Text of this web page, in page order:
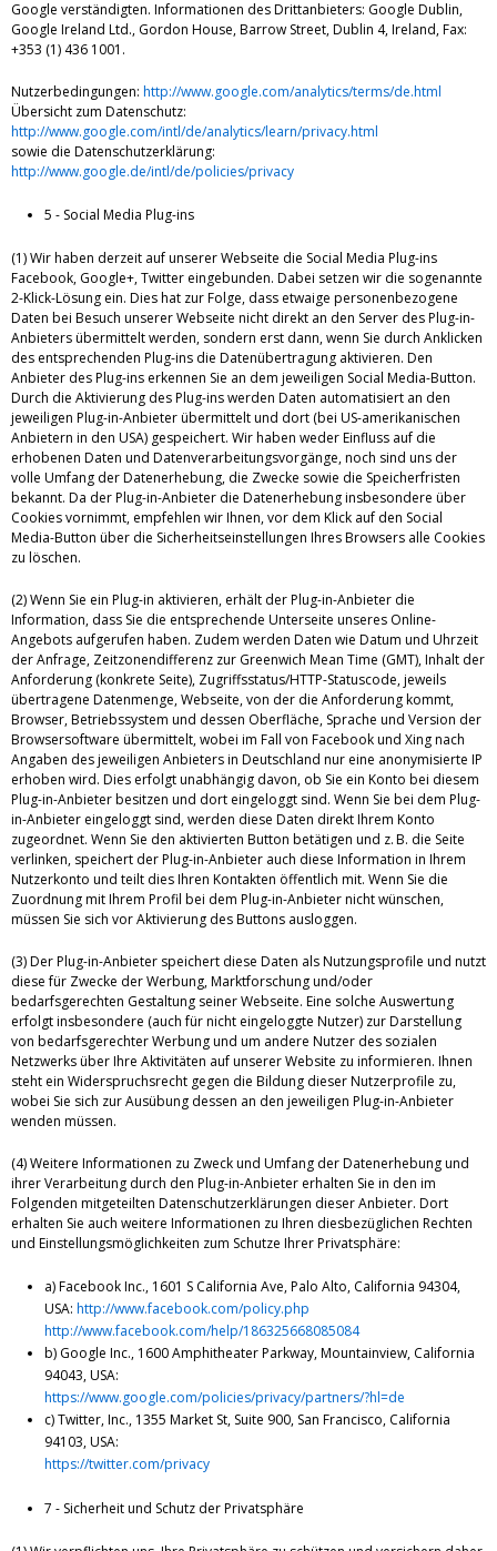
Google verständigten. Informationen des Drittanbieters: Google Dublin,
Google Ireland Ltd., Gordon House, Barrow Street, Dublin 4, Ireland, Fax:
+353 (1) 436 1001.
Nutzerbedingungen: http://www.google.com/analytics/terms/de.html
Übersicht zum Datenschutz:
http://www.google.com/intl/de/analytics/learn/privacy.html
sowie die Datenschutzerklärung:
http://www.google.de/intl/de/policies/privacy
5 - Social Media Plug-ins
(1) Wir haben derzeit auf unserer Webseite die Social Media Plug-ins
Facebook, Google+, Twitter eingebunden. Dabei setzen wir die sogenannte
2-Klick-Lösung ein. Dies hat zur Folge, dass etwaige personenbezogene
Daten bei Besuch unserer Webseite nicht direkt an den Server des Plug-in-
Anbieters übermittelt werden, sondern erst dann, wenn Sie durch Anklicken
des entsprechenden Plug-ins die Datenübertragung aktivieren. Den
Anbieter des Plug-ins erkennen Sie an dem jeweiligen Social Media-Button.
Durch die Aktivierung des Plug-ins werden Daten automatisiert an den
jeweiligen Plug-in-Anbieter übermittelt und dort (bei US-amerikanischen
Anbietern in den USA) gespeichert. Wir haben weder Einfluss auf die
erhobenen Daten und Datenverarbeitungsvorgänge, noch sind uns der
volle Umfang der Datenerhebung, die Zwecke sowie die Speicherfristen
bekannt. Da der Plug-in-Anbieter die Datenerhebung insbesondere über
Cookies vornimmt, empfehlen wir Ihnen, vor dem Klick auf den Social
Media-Button über die Sicherheitseinstellungen Ihres Browsers alle Cookies
zu löschen.
(2) Wenn Sie ein Plug-in aktivieren, erhält der Plug-in-Anbieter die
Information, dass Sie die entsprechende Unterseite unseres Online-
Angebots aufgerufen haben. Zudem werden Daten wie Datum und Uhrzeit
der Anfrage, Zeitzonendifferenz zur Greenwich Mean Time (GMT), Inhalt der
Anforderung (konkrete Seite), Zugriffsstatus/HTTP-Statuscode, jeweils
übertragene Datenmenge, Webseite, von der die Anforderung kommt,
Browser, Betriebssystem und dessen Oberfläche, Sprache und Version der
Browsersoftware übermittelt, wobei im Fall von Facebook und Xing nach
Angaben des jeweiligen Anbieters in Deutschland nur eine anonymisierte IP
erhoben wird. Dies erfolgt unabhängig davon, ob Sie ein Konto bei diesem
Plug-in-Anbieter besitzen und dort eingeloggt sind. Wenn Sie bei dem Plug-
in-Anbieter eingeloggt sind, werden diese Daten direkt Ihrem Konto
zugeordnet. Wenn Sie den aktivierten Button betätigen und z. B. die Seite
verlinken, speichert der Plug-in-Anbieter auch diese Information in Ihrem
Nutzerkonto und teilt dies Ihren Kontakten öffentlich mit. Wenn Sie die
Zuordnung mit Ihrem Profil bei dem Plug-in-Anbieter nicht wünschen,
müssen Sie sich vor Aktivierung des Buttons ausloggen.
(3) Der Plug-in-Anbieter speichert diese Daten als Nutzungsprofile und nutzt
diese für Zwecke der Werbung, Marktforschung und/oder
bedarfsgerechten Gestaltung seiner Webseite. Eine solche Auswertung
erfolgt insbesondere (auch für nicht eingeloggte Nutzer) zur Darstellung
von bedarfsgerechter Werbung und um andere Nutzer des sozialen
Netzwerks über Ihre Aktivitäten auf unserer Website zu informieren. Ihnen
steht ein Widerspruchsrecht gegen die Bildung dieser Nutzerprofile zu,
wobei Sie sich zur Ausübung dessen an den jeweiligen Plug-in-Anbieter
wenden müssen.
(4) Weitere Informationen zu Zweck und Umfang der Datenerhebung und
ihrer Verarbeitung durch den Plug-in-Anbieter erhalten Sie in den im
Folgenden mitgeteilten Datenschutzerklärungen dieser Anbieter. Dort
erhalten Sie auch weitere Informationen zu Ihren diesbezüglichen Rechten
und Einstellungsmöglichkeiten zum Schutze Ihrer Privatsphäre:
a) Facebook Inc., 1601 S California Ave, Palo Alto, California 94304,
USA: http://www.facebook.com/policy.php
http://www.facebook.com/help/186325668085084
b) Google Inc., 1600 Amphitheater Parkway, Mountainview, California
94043, USA:
https://www.google.com/policies/privacy/partners/?hl=de
c) Twitter, Inc., 1355 Market St, Suite 900, San Francisco, California
94103, USA:
https://twitter.com/privacy
7 - Sicherheit und Schutz der Privatsphäre